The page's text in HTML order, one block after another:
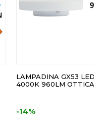
LAMPADINA GX53 LED
4000K 960LM OTTICA
-14%